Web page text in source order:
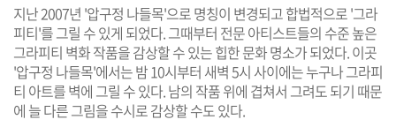
지난 2007년 '압구정 나들목'으로 명칭이 변경되고 합법적으로 '그라
피티'를 그릴 수 있게 되었다. 그때부터 전문 아티스트들의 수준 높은
그라피티 벽화 작품을 감상할 수 있는 힙한 문화 명소가 되었다. 이곳
'압구정 나들목'에서는 밤 10시부터 새벽 5시 사이에는 누구나 그라피
티 아트를 벽에 그릴 수 있다. 남의 작품 위에 겹쳐서 그려도 되기 때문
에 늘 다른 그림을 수시로 감상할 수도 있다.